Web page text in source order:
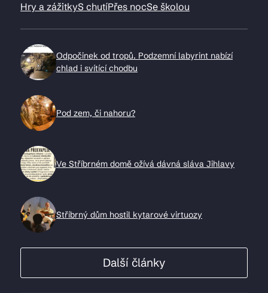
Hry a zážitkyS chutíPřes nocSe školou
Odpočinek od tropů. Podzemní labyrint nabízí
chlad i svítící chodbu
Pod zem, či nahoru?
Ve Stříbrném domě ožívá dávná sláva Jihlavy
Stříbrný dům hostil kytarové virtuozy
Další články